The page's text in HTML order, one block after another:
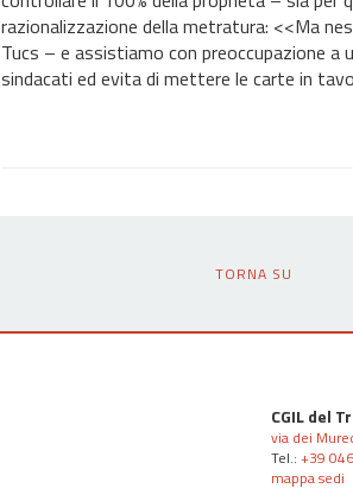
razionalizzazione della metratura: <<Ma
Tucs – e assistiamo con preoccupazione
sindacati ed evita di mettere le carte in
TORNA SU
CGIL del
via dei
Tel.: +39
mappa sedi